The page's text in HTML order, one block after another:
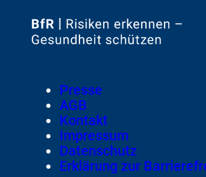
Zur
Footer
Meta-
Navigation
Presse
AGB
Kontakt
Impressum
Datenschutz
Erklärung zur